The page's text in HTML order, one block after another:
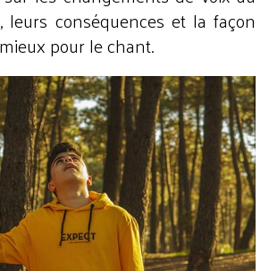
leurs conséquences et la façon
pour le chant.